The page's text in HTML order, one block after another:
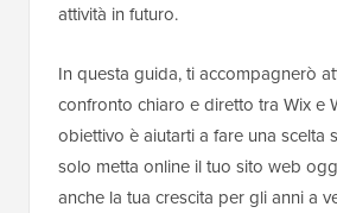
attività in futuro.
In questa guida, ti accompagnerò
confronto chiaro e diretto tra Wix e
obiettivo è aiutarti a fare una scelta
solo metta online il tuo sito web
anche la tua crescita per gli anni a